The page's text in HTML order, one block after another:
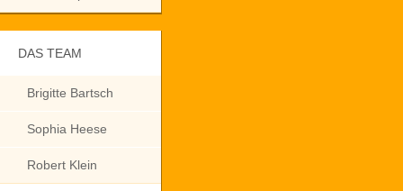
DAS TEAM
Brigitte Bartsch
Sophia Heese
Robert Klein